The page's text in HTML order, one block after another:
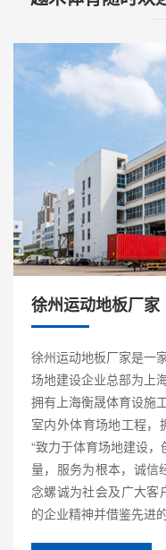
徐州运动地板厂家
徐州运动地板厂家是一
场地建设企业总部为上
拥有上海衡晟体育设施
室内外体育场地工程，
“致力于体育场地建设
量，服务为根本，诚信
念螺诚为社会及广大客
的企业精神并借鉴先进